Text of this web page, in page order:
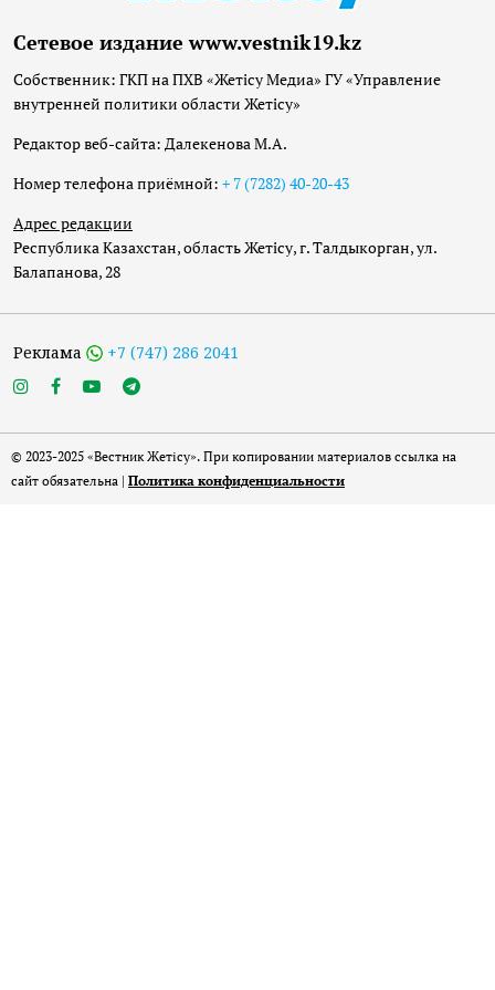
Сетевое издание www.vestnik19.kz
Собственник: ГКП на ПХВ «Жетісу Медиа» ГУ «Управление
внутренней политики области Жетісу»
Редактор веб-сайта: Далекенова М.А.
Номер телефона приёмной: + 7 (7282) 40-20-43
Адрес редакции
Республика Казахстан, область Жетісу, г. Талдыкорган, ул.
Балапанова, 28
Реклама +7 (747) 286 2041
© 2023-2025 «Вестник Жетісу». При копировании материалов ссылка на
сайт обязательна | Политика конфиденциальности